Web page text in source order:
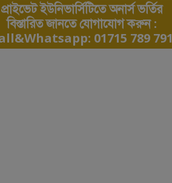
প্রাইভেট ইউনিভার্সিটিতে অনার্স ভর্তির
বিস্তারিত জানতে যোগাযোগ করুন :
01715 789 791